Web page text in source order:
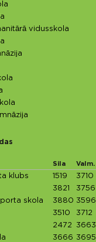
vidusskola
Sila Valm.
klubs 1519 3710
3821 3756
skola 3880 3596
3510 3712
2472 3663
3666 3695